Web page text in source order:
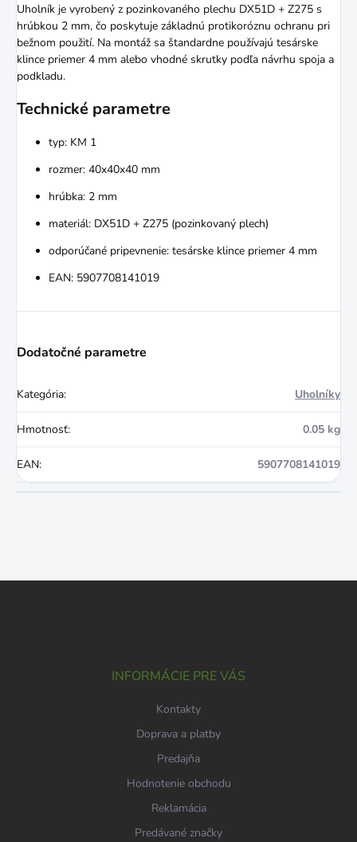
Uholník je vyrobený z pozinkovaného plechu DX51D + Z275 s
hrúbkou 2 mm, čo poskytuje základnú protikoróznu ochranu pri
bežnom použití. Na montáž sa štandardne používajú tesárske
klince priemer 4 mm alebo vhodné skrutky podľa návrhu spoja a
podkladu.
Technické parametre
typ: KM 1
rozmer: 40x40x40 mm
hrúbka: 2 mm
materiál: DX51D + Z275 (pozinkovaný plech)
odporúčané pripevnenie: tesárske klince priemer 4 mm
EAN: 5907708141019
Dodatočné parametre
Kategória: Uholníky
Hmotnosť: 0.05 kg
EAN: 5907708141019
INFORMÁCIE PRE VÁS
Kontakty
Doprava a platby
Predajňa
Hodnotenie obchodu
Reklamácia
Predávané značky